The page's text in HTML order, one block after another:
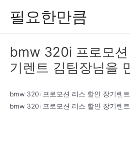
필요한만큼
bmw 320i 프로모
기렌트 김팀장님을
bmw 320i 프로모션 리스 할인 장기렌
bmw 320i 프로모션 리스 할인 장기렌